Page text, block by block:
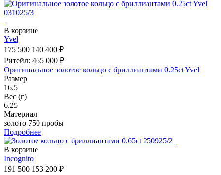
В корзине
Yvel
175 500 140 400 ₽
Ритейл: 465 000 ₽
Оригинальное золотое кольцо с бриллиантами 0.25ct Yvel
Размер
16.5
Вес (г)
6.25
Материал
золото 750 пробы
Подробнее
В корзине
Incognito
191 500 153 200 ₽